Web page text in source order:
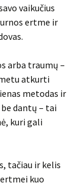
vaikučius
ertme ir
arba traumų –
atkurti
metodas ir
dantų – tai
kuri gali
tačiau ir kelis
kuo